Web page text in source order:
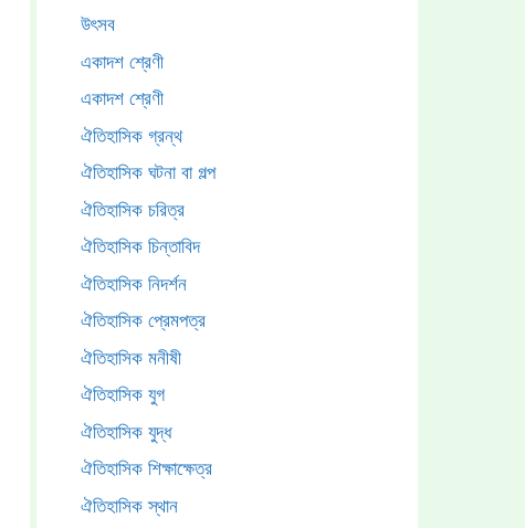
উৎসব
একাদশ শ্রেণী
একাদশ শ্রেণী
ঐতিহাসিক গ্রন্থ
ঐতিহাসিক ঘটনা বা গল্প
ঐতিহাসিক চরিত্র
ঐতিহাসিক চিন্তাবিদ
ঐতিহাসিক নিদর্শন
ঐতিহাসিক প্রেমপত্র
ঐতিহাসিক মনীষী
ঐতিহাসিক যুগ
ঐতিহাসিক যুদ্ধ
ঐতিহাসিক শিক্ষাক্ষেত্র
ঐতিহাসিক স্থান